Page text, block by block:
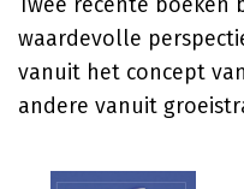
waardevolle
vanuit het concept
andere vanuit